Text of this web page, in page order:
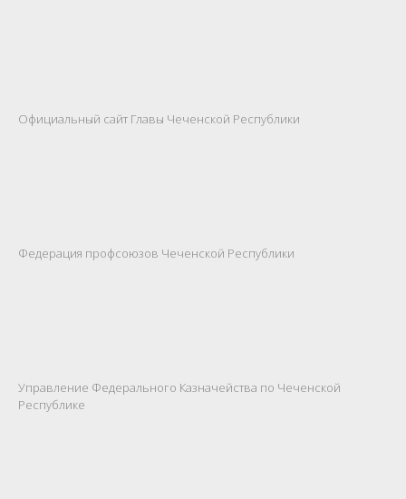
Официальный сайт Главы Чеченской Республики
Федерация профсоюзов Чеченской Республики
Управление Федерального Казначейства по Чеченской
Республике